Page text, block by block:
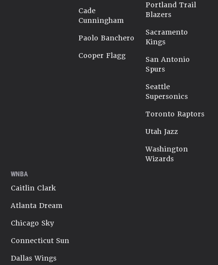
Cade
Cunningham
Paolo Banchero
Cooper Flagg
Portland Trail
Blazers
Sacramento
Kings
San Antonio
Spurs
Seattle
Supersonics
Toronto Raptors
Utah Jazz
Washington
Wizards
WNBA
Caitlin Clark
Atlanta Dream
Chicago Sky
Connecticut Sun
Dallas Wings